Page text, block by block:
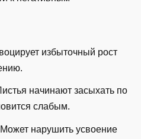
избыточный рост
начинают засыхать по
слабым.
Может нарушить усвоение